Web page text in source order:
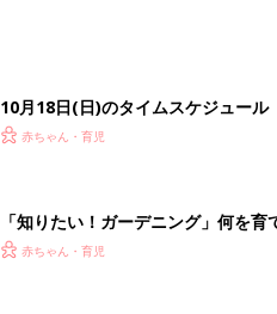
10月18日(日)のタイムスケジュール
赤ちゃん・育児
「知りたい！ガーデニング」何を育
赤ちゃん・育児